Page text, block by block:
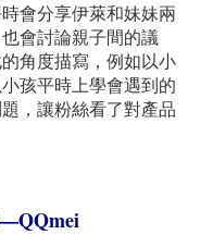
會分享伊萊和妹妹兩
會討論親子間的議
角度描寫，例如以小
孩平時上學會遇到的
，讓粉絲看了對產品
—QQmei